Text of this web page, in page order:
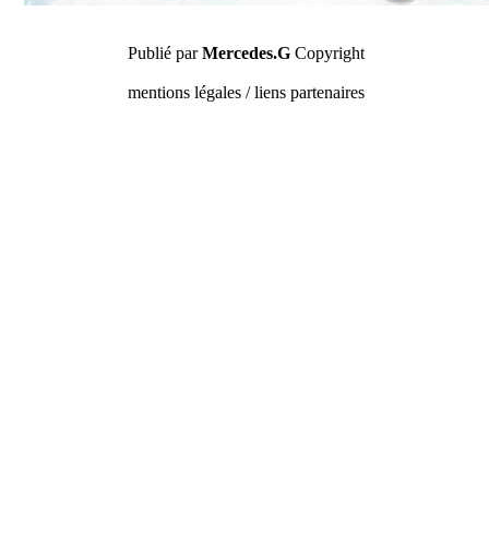
Publié parMercedes.GCopyright
mentions légales / liens partenaires